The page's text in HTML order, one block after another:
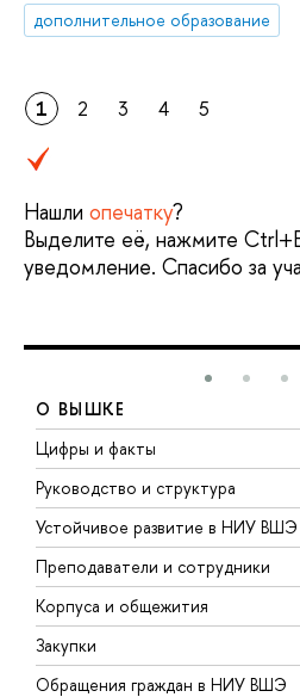
дополнительное образование
1 2 3 4 5
Нашли опечатку?
Выделите её, нажмите
уведомление. Спасибо за
О ВЫШКЕ
Цифры и факты
Руководство и структура
Устойчивое развитие в НИУ ВШЭ
Преподаватели и сотрудники
Корпуса и общежития
Закупки
Обращения граждан в НИУ ВШЭ